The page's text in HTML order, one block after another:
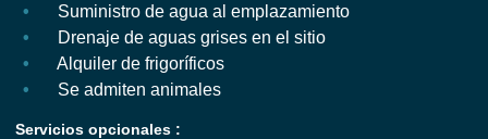
Suministro de agua al emplazamiento
Drenaje de aguas grises en el sitio
Alquiler de frigoríficos
Se admiten animales
Servicios opcionales :